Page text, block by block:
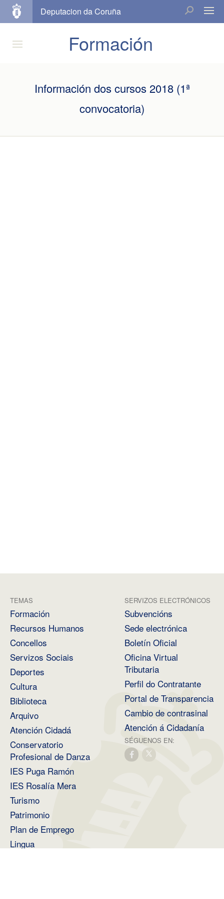
Deputacion da Coruña
Formación
Información dos cursos 2018 (1ª
convocatoria)
TEMAS
Formación
Recursos Humanos
Concellos
Servizos Sociais
Deportes
Cultura
Biblioteca
Arquivo
Atención Cidadá
Conservatorio
Profesional de Danza
IES Puga Ramón
IES Rosalía Mera
Turismo
Patrimonio
Plan de Emprego
Lingua
SERVIZOS ELECTRÓNICOS
Subvencións
Sede electrónica
Boletín Oficial
Oficina Virtual
Tributaria
Perfil do Contratante
Portal de Transparencia
Cambio de contrasinal
Atención á Cidadanía
SÉGUENOS EN: